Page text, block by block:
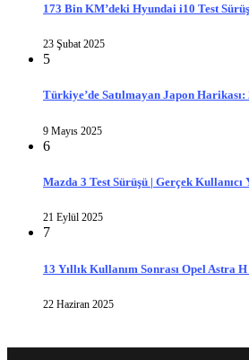
173 Bin KM’deki Hyundai i10 Test
23 Şubat 2025
5
Türkiye’de Satılmayan Japon
9 Mayıs 2025
6
Mazda 3 Test Sürüşü | Gerçek Kullanıcı
21 Eylül 2025
7
13 Yıllık Kullanım Sonrası Opel Astra H
22 Haziran 2025